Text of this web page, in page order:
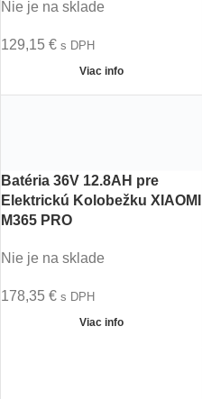
Nie je na sklade
129,15 € s DPH
Viac info
Batéria 36V 12.8AH pre
Elektrickú Kolobežku XIAOMI
M365 PRO
Nie je na sklade
178,35 € s DPH
Viac info